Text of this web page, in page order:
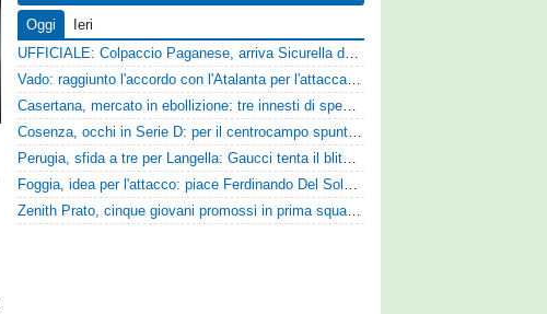
Oggi
Ieri
UFFICIALE: Colpaccio Paganese, arriva Sicurella dalla Scafatese
Vado: raggiunto l'accordo con l'Atalanta per l'attaccante Frederick Samuel Ndongue
Casertana, mercato in ebollizione: tre innesti di spessore per lo scacchiere di Vinicio Espinal
Cosenza, occhi in Serie D: per il centrocampo spunta anche Gerardo Di Gilio
Perugia, sfida a tre per Langella: Gaucci tenta il blitz per il centrocampista del Cosenza
Foggia, idea per l'attacco: piace Ferdinando Del Sole dell'Ascoli
Zenith Prato, cinque giovani promossi in prima squadra